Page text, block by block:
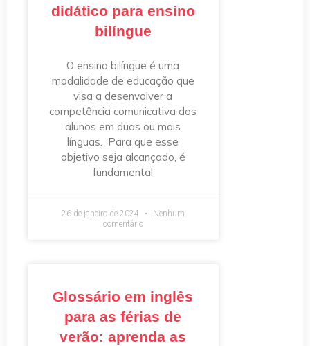
didático para ensino
bilíngue
O ensino bilíngue é uma
modalidade de educação que
visa a desenvolver a
competência comunicativa dos
alunos em duas ou mais
línguas. Para que esse
objetivo seja alcançado, é
fundamental
26 de janeiro de 2024
Nenhum
comentário
Glossário em inglês
para as férias de
verão: aprenda as